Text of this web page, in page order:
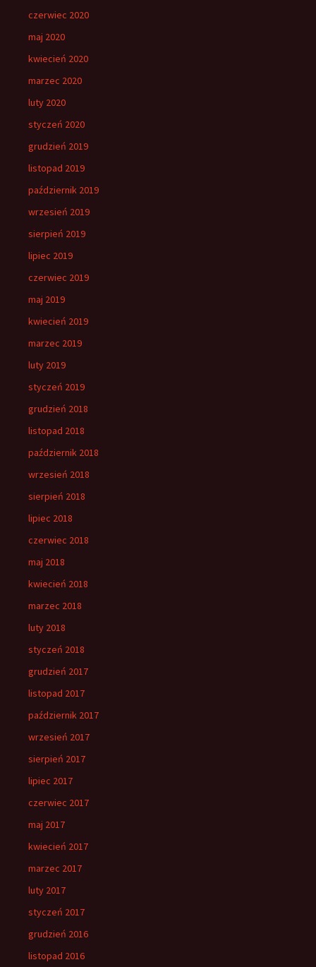
czerwiec 2020
maj 2020
kwiecień 2020
marzec 2020
luty 2020
styczeń 2020
grudzień 2019
listopad 2019
październik 2019
wrzesień 2019
sierpień 2019
lipiec 2019
czerwiec 2019
maj 2019
kwiecień 2019
marzec 2019
luty 2019
styczeń 2019
grudzień 2018
listopad 2018
październik 2018
wrzesień 2018
sierpień 2018
lipiec 2018
czerwiec 2018
maj 2018
kwiecień 2018
marzec 2018
luty 2018
styczeń 2018
grudzień 2017
listopad 2017
październik 2017
wrzesień 2017
sierpień 2017
lipiec 2017
czerwiec 2017
maj 2017
kwiecień 2017
marzec 2017
luty 2017
styczeń 2017
grudzień 2016
listopad 2016